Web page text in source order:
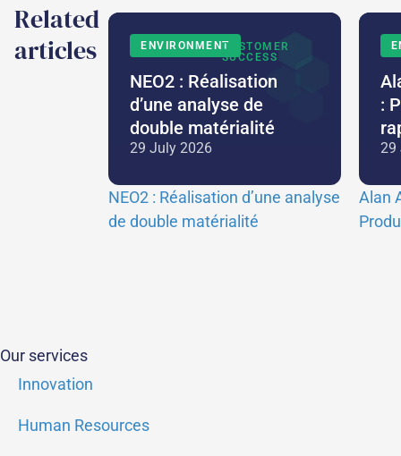
Related
articles
ENVIRONMENTCUSTOMER
SUCCESS
NEO2 : Réalisation
d’une analyse de
double matérialité
29 July 2026
NEO2 : Réalisation d’une analyse
de double matérialité
:
29
Alan
Our services
Innovation
Human Resources